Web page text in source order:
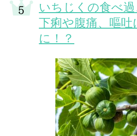
いちじくの食べ過
下痢や腹痛、嘔吐
に！？